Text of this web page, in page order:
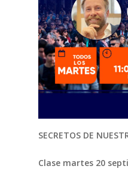
SECRETOS DE
Clase martes 20